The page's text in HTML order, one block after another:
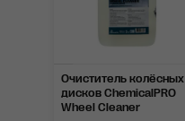
Очиститель колёсных
дисков ChemicalPRO
Wheel Cleaner